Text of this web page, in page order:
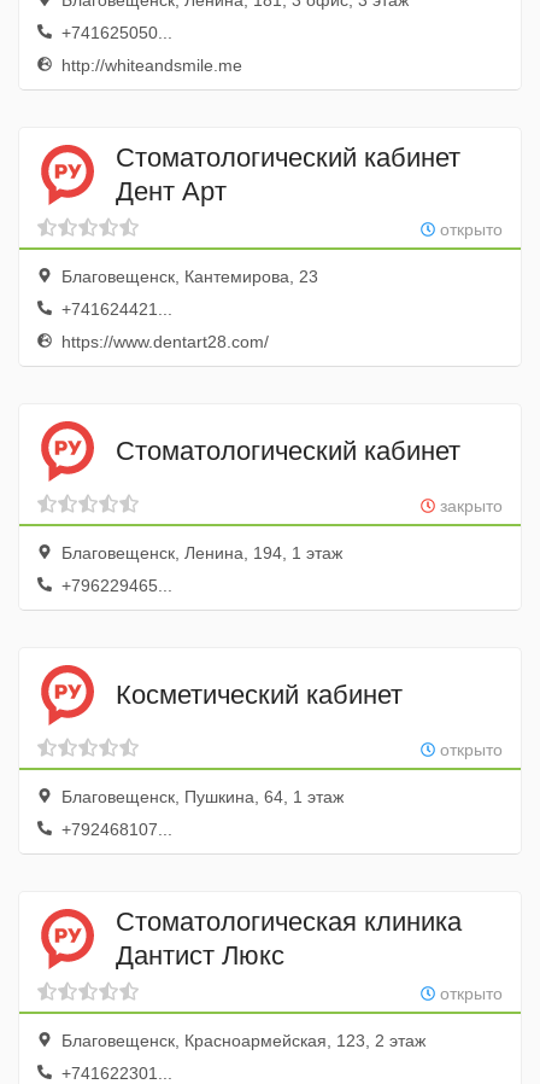
+741625050...
http://whiteandsmile.me
Стоматологический кабинет
Дент Арт
открыто
Благовещенск, Кантемирова, 23
+741624421...
https://www.dentart28.com/
Стоматологический кабинет
закрыто
Благовещенск, Ленина, 194, 1 этаж
+796229465...
Косметический кабинет
открыто
Благовещенск, Пушкина, 64, 1 этаж
+792468107...
Стоматологическая клиника
Дантист Люкс
открыто
Благовещенск, Красноармейская, 123, 2 этаж
+741622301...